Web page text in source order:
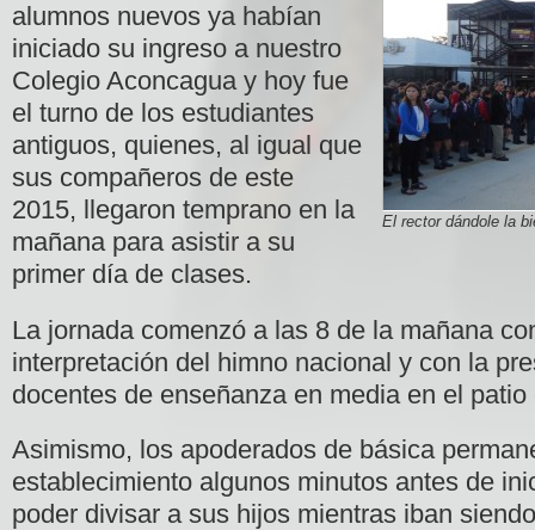
El rector dándole la
alumnos nuevos ya habían
iniciado su ingreso a nuestro
Colegio Aconcagua y hoy fue
el turno de los estudiantes
antiguos, quienes, al igual que
sus compañeros de este
2015, llegaron temprano en la
mañana para asistir a su
primer día de clases.
La jornada comenzó a las 8 de la mañana
interpretación del himno nacional y con la
docentes de enseñanza en media en el
Asimismo, los apoderados de básica
establecimiento algunos minutos antes de
poder divisar a sus hijos mientras iban